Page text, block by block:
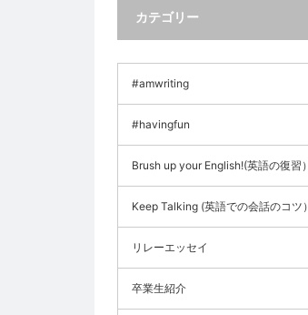
カテゴリー
#amwriting
#havingfun
Brush up your English!(英語の復習）
Keep Talking (英語での会話のコツ）
リレーエッセイ
卒業生紹介